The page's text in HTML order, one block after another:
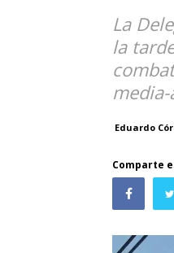
La
la
Eduardo
Comparte